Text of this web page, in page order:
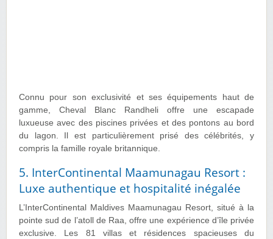
Connu pour son exclusivité et ses équipements haut de
gamme, Cheval Blanc Randheli offre une escapade
luxueuse avec des piscines privées et des pontons au bord
du lagon. Il est particulièrement prisé des célébrités, y
compris la famille royale britannique.
5. InterContinental Maamunagau Resort :
Luxe authentique et hospitalité inégalée
L’InterContinental Maldives Maamunagau Resort, situé à la
pointe sud de l’atoll de Raa, offre une expérience d’île privée
exclusive. Les 81 villas et résidences spacieuses du